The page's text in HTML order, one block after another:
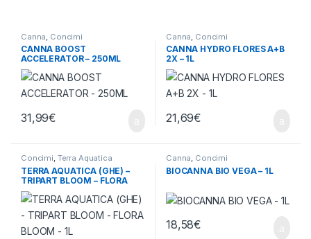
Canna Concimi
CANNA BOOST
ACCELERATOR – 250ML
31,99€
Canna Concimi
CANNA HYDRO FLORES A+B
2X – 1L
21,69€
Concimi, Terra Aquatica
TERRA AQUATICA (GHE) –
TRIPART BLOOM – FLORA
BLOOM – 1L
Canna, Concimi
BIOCANNA BIO VEGA – 1L
18,58€